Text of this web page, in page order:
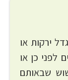
ירקות או
לפני כן או
שבאותם